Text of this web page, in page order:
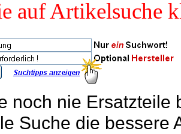
auf Artikelsuche
noch nie Ersatzteile
Suche die bessere